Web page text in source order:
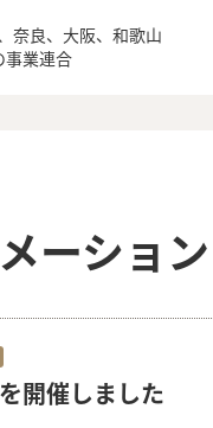
奈良、大阪、和歌山
事業連合
ーション
開催しました